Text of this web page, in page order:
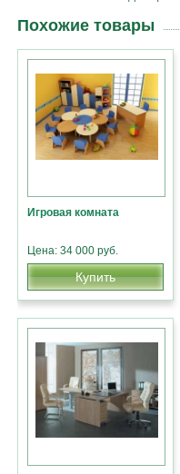
Похожие товары
Игровая комната
Цена: 34 000 руб.
Купить